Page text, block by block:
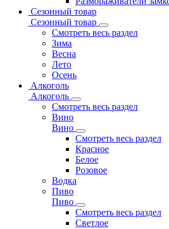
Сезонный товар
Сезонный товар
Смотреть весь раздел
Зима
Весна
Лето
Осень
Алкоголь
Алкоголь
Смотреть весь раздел
Вино
Вино
Смотреть весь раздел
Красное
Белое
Розовое
Водка
Пиво
Пиво
Смотреть весь раздел
Cветлое